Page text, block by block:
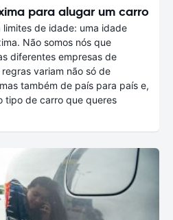
para alugar um carro
de idade: uma idade
Não somos nós que
diferentes empresas de
variam não só de
também de país para país e,
tipo de carro que queres